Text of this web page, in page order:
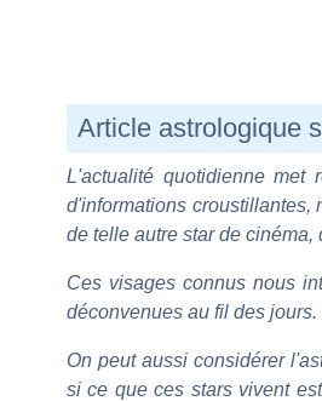
Article astrologique
L'actualité quotidienne met
d'informations croustillantes,
de telle autre star de
Ces visages connus nous
déconvenues au fil des jours.
On peut aussi considérer
si ce que ces stars vivent